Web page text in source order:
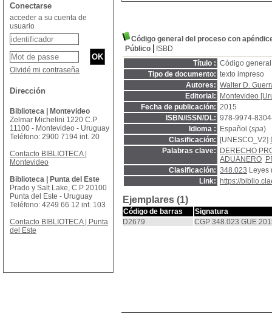
Código general del proceso con
Público
ISBD
Título : Código
Tipo de documento: texto impreso
Autores: Walter D.
Editorial:
Montevideo
Fecha de publicación: 2015
ISBN/ISSN/DL: 978-9974-
Idioma :
Español (spa)
Clasificación:
[UNESCO_V2]
Palabras clave:
DERECHO
ADUANERO
Clasificación: 348.023 Leyes
Link:
https://
Ejemplares (1)
Código de barras
Signatura
D2679
CGP 348.023 GUE
Conectarse
acceder a su cuenta de
usuario
Olvidé mi contraseña
Dirección
Biblioteca | Montevideo
Zelmar Michelini 1220 C.P
11100 - Montevideo - Uruguay
Teléfono: 2900 7194 int. 20
Contacto BIBLIOTECA |
Montevideo
Biblioteca | Punta del Este
Prado y Salt Lake, C.P 20100
Punta del Este - Uruguay
Teléfono: 4249 66 12 int. 103
Contacto BIBLIOTECA | Punta
del Este